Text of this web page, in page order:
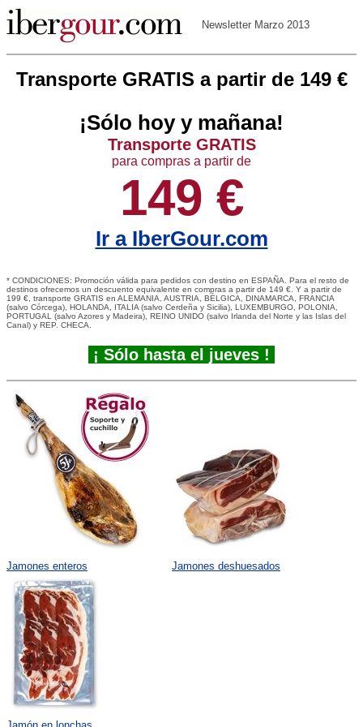
Newsletter Marzo 2013
Transporte GRATIS a partir de 149 €
¡Sólo hoy y mañana!
Transporte GRATIS
para compras a partir de
149 €
Ir a IberGour.com
* CONDICIONES: Promoción válida para pedidos con destino en ESPAÑA. Para el resto de
destinos ofrecemos un descuento equivalente en compras a partir de 149 €. Y a partir de
199 €, transporte GRATIS en ALEMANIA, AUSTRIA, BÉLGICA, DINAMARCA, FRANCIA
(salvo Córcega), HOLANDA, ITALIA (salvo Cerdeña y Sicilia), LUXEMBURGO, POLONIA,
PORTUGAL (salvo Azores y Madeira), REINO UNIDO (salvo Irlanda del Norte y las Islas del
Canal) y REP. CHECA.
¡ Sólo hasta el jueves !
Jamones enteros Jamones deshuesados